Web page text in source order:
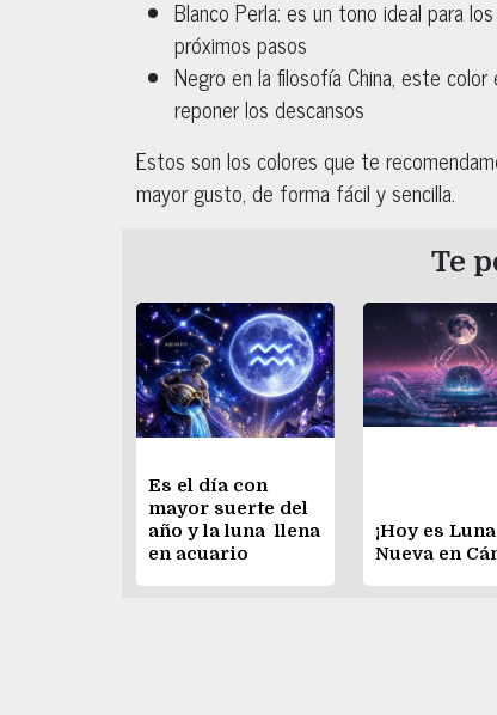
Blanco Perla: es un tono ideal para
próximos pasos
Negro en la filosofía China, este
reponer los descansos
Estos son los colores que te
mayor gusto, de forma fácil y sencilla.
Te
Es el día con
mayor suerte del
año y la luna llena
en acuario
¡Hoy es Luna
Nueva en